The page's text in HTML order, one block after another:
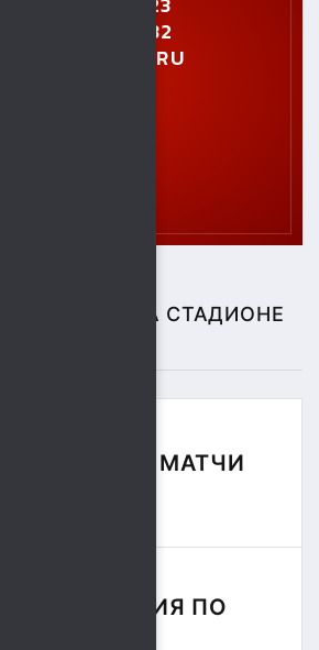
(4742) 28-40-32
СОБЫТИЯ НА СТАДИОНЕ
ФУТБОЛЬНЫЕ МАТЧИ
СОРЕВНОВАНИЯ ПО